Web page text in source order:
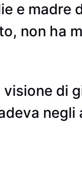
e madre
non ha
visione di
negli